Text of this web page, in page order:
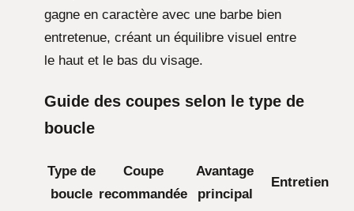
gagne en caractère avec une barbe bien
entretenue, créant un équilibre visuel entre
le haut et le bas du visage.
Guide des coupes selon le type de
boucle
Type de
boucle
Coupe
recommandée
Avantage
principal
Entretien